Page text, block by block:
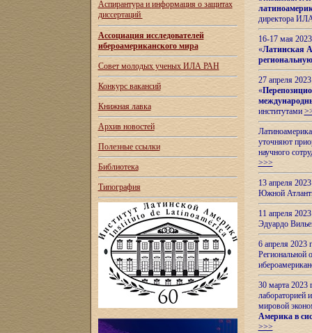
Аспирантура и информация о защитах
диссертаций
Ассоциация исследователей
ибероамериканского мира
Совет молодых ученых ИЛА РАН
Конкурс вакансий
Книжная лавка
Архив новостей
Полезные ссылки
Библиотека
Типография
директора
16-17 мая
«Латинская
27 апреля
«
институтами
уточняют
научного
>>>
13 апреля
Южной
11 апреля
Эдуардо
6 апреля
Региональной
30 марта 2023
лабораторией
мировой
Америка в
>>>